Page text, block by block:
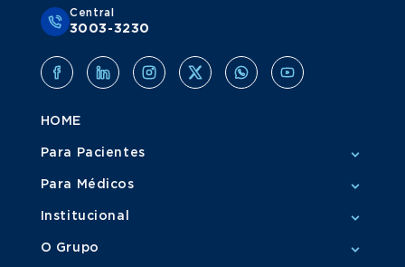
Central
3003-3230
HOME
Para Pacientes
Para Médicos
Institucional
O Grupo